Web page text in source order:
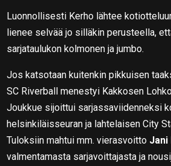
Luonnollisesti Kerho lähtee
lienee selvää jo silläkin perusteella,
sarjataulukon kolmonen ja jumbo.
Jos katsotaan kuitenkin pikkuisen
SC Riverball menestyi Kakkosen
Joukkue sijoittui sarjassaviidenneksi
helsinkiläisseuran ja lahtelaisen City
Tuloksiin mahtui mm. vierasvoitto Jani
valmentamasta sarjavoittajasta ja